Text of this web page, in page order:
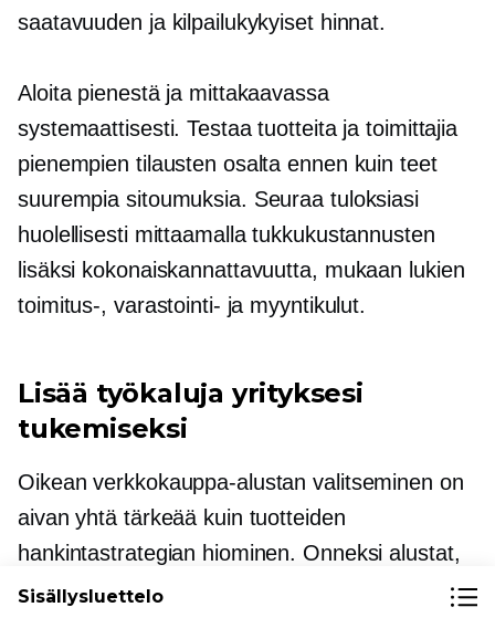
saatavuuden ja kilpailukykyiset hinnat.
Aloita pienestä ja mittakaavassa
systemaattisesti. Testaa tuotteita ja toimittajia
pienempien tilausten osalta ennen kuin teet
suurempia sitoumuksia. Seuraa tuloksiasi
huolellisesti mittaamalla tukkukustannusten
lisäksi kokonaiskannattavuutta, mukaan lukien
toimitus-, varastointi- ja myyntikulut.
Lisää työkaluja yrityksesi
tukemiseksi
Oikean verkkokauppa-alustan valitseminen on
aivan yhtä tärkeää kuin tuotteiden
hankintastrategian hiominen. Onneksi alustat,
kuten Ecwid by Lightspeed, tekevät
Sisällysluettelo